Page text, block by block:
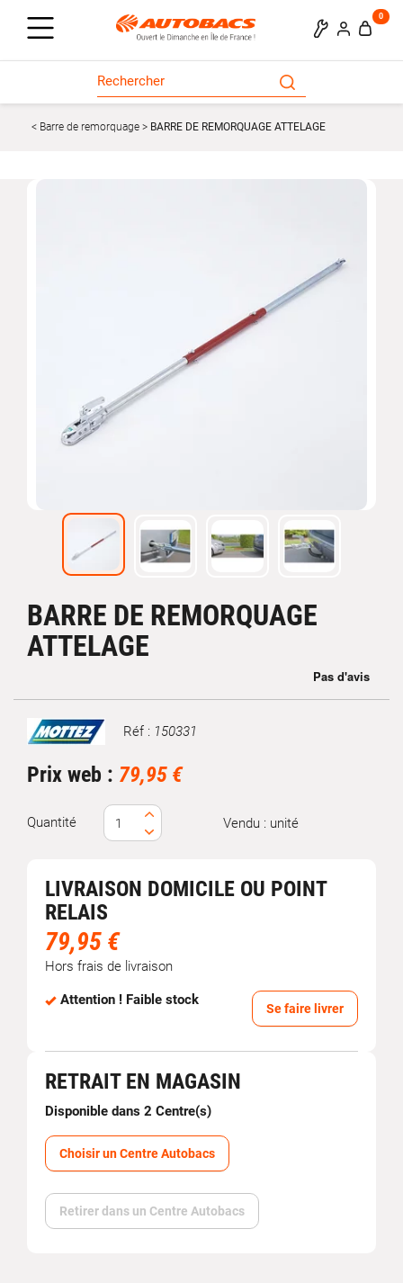
0
Barre de remorquage BARRE DE REMORQUAGE ATTELAGE
BARRE DE REMORQUAGE
ATTELAGE
Marque Réf : 150331
Prix web : 79,95 €
Quantité Vendu : unité
LIVRAISON DOMICILE OU POINT
RELAIS
79,95 €
Hors frais de livraison
Attention ! Faible stock
Se faire livrer
RETRAIT EN MAGASIN
Disponible dans 2 Centre(s)
Choisir un Centre Autobacs
Retirer dans un Centre Autobacs